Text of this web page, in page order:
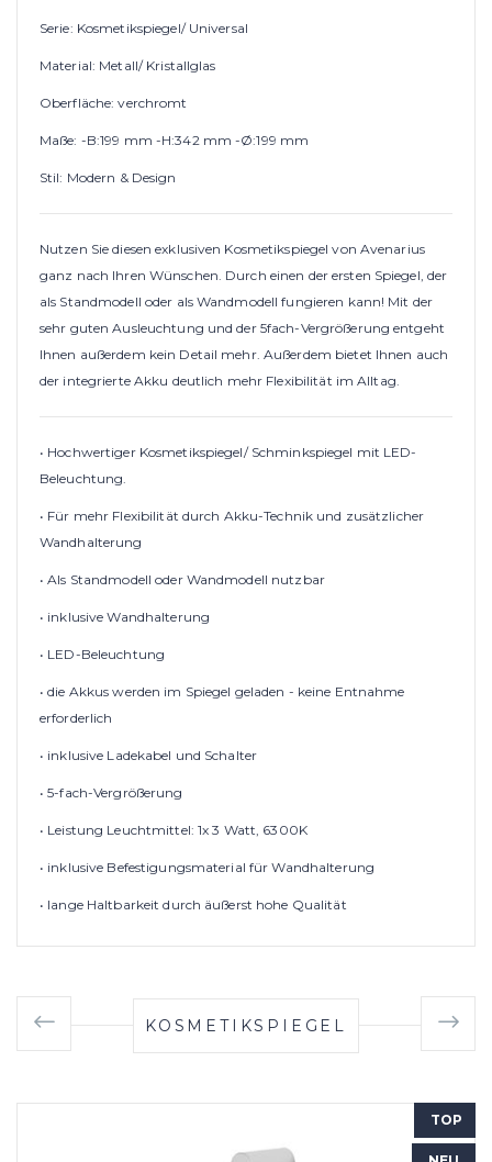
Serie: Kosmetikspiegel/ Universal
Material: Metall/ Kristallglas
Oberfläche: verchromt
Maße: -B:199 mm -H:342 mm -Ø:199 mm
Stil: Modern & Design
Nutzen Sie diesen exklusiven Kosmetikspiegel von Avenarius
ganz nach Ihren Wünschen. Durch einen der ersten Spiegel, der
als Standmodell oder als Wandmodell fungieren kann! Mit der
sehr guten Ausleuchtung und der 5fach-Vergrößerung entgeht
Ihnen außerdem kein Detail mehr. Außerdem bietet Ihnen auch
der integrierte Akku deutlich mehr Flexibilität im Alltag.
• Hochwertiger Kosmetikspiegel/ Schminkspiegel mit LED-
Beleuchtung.
• Für mehr Flexibilität durch Akku-Technik und zusätzlicher
Wandhalterung
• Als Standmodell oder Wandmodell nutzbar
• inklusive Wandhalterung
• LED-Beleuchtung
• die Akkus werden im Spiegel geladen - keine Entnahme
erforderlich
• inklusive Ladekabel und Schalter
• 5-fach-Vergrößerung
• Leistung Leuchtmittel: 1x 3 Watt, 6300K
• inklusive Befestigungsmaterial für Wandhalterung
• lange Haltbarkeit durch äußerst hohe Qualität
KOSMETIKSPIEGEL
TOP